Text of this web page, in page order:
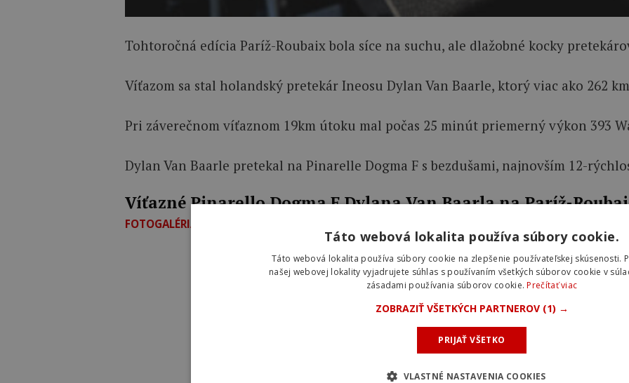
Tohtoročná edícia Paríž-Roubaix bola síce na suchu, ale dlažobné kocky
Víťazom sa stal holandský pretekár Ineosu Dylan Van Baarle, ktorý viac ako 262
Pri záverečnom víťaznom 19km útoku mal počas 25 minút priemerný výkon 393
Dylan Van Baarle pretekal na Pinarelle Dogma F s bezdušami, najnovším 12-
Víťazné Pinarello Dogma F Dylana Van Baarla na Paríž-
FOTOGALÉRIA
Táto webová lokalita používa súbory cookie.
Táto webová lokalita používa súbory cookie na zlepšenie používateľskej skúsenosti.
našej webovej lokality vyjadrujete súhlas s používaním všetkých súborov cookie v
zásadami používania súborov cookie.Prečítať viac
ZOBRAZIŤ VŠETKÝCH PARTNEROV (1) →
PRIJAŤ VŠETKO
VLASTNÉ NASTAVENIA COOKIES